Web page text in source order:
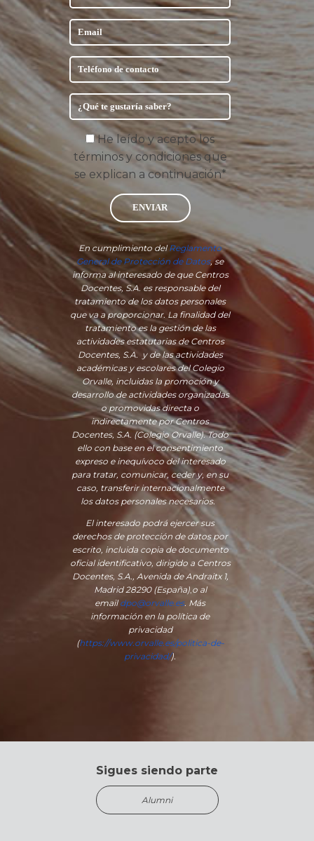
He leído y acepto los
términos y condiciones que
se explican a continuación*
ENVIAR
En cumplimiento delReglamento
General de Protección de Datos, se
informa al interesado de que Centros
Docentes, S.A. es responsable del
tratamiento de los datos personales
que va a proporcionar. La finalidad del
tratamiento es la gestión de las
actividades estatutarias de Centros
Docentes, S.A. y de las actividades
académicas y escolares del Colegio
Orvalle, incluidas la promoción y
desarrollo de actividades organizadas
o promovidas directa o
indirectamente por Centros
Docentes, S.A. (Colegio Orvalle). Todo
ello con base en el consentimiento
expreso e inequívoco del interesado
para tratar, comunicar, ceder y, en su
caso, transferir internacionalmente
los datos personales necesarios.
El interesado podrá ejercer sus
derechos de protección de datos por
escrito, incluida copia de documento
oficial identificativo, dirigido a Centros
Docentes, S.A., Avenida de Andraitx 1,
Madrid 28290 (España), o al
emaildpo@orvalle.es. Más
información en la política de
privacidad
(https://www.orvalle.es/politica-de-
privacidad/).
Sigues siendo parte
Alumni